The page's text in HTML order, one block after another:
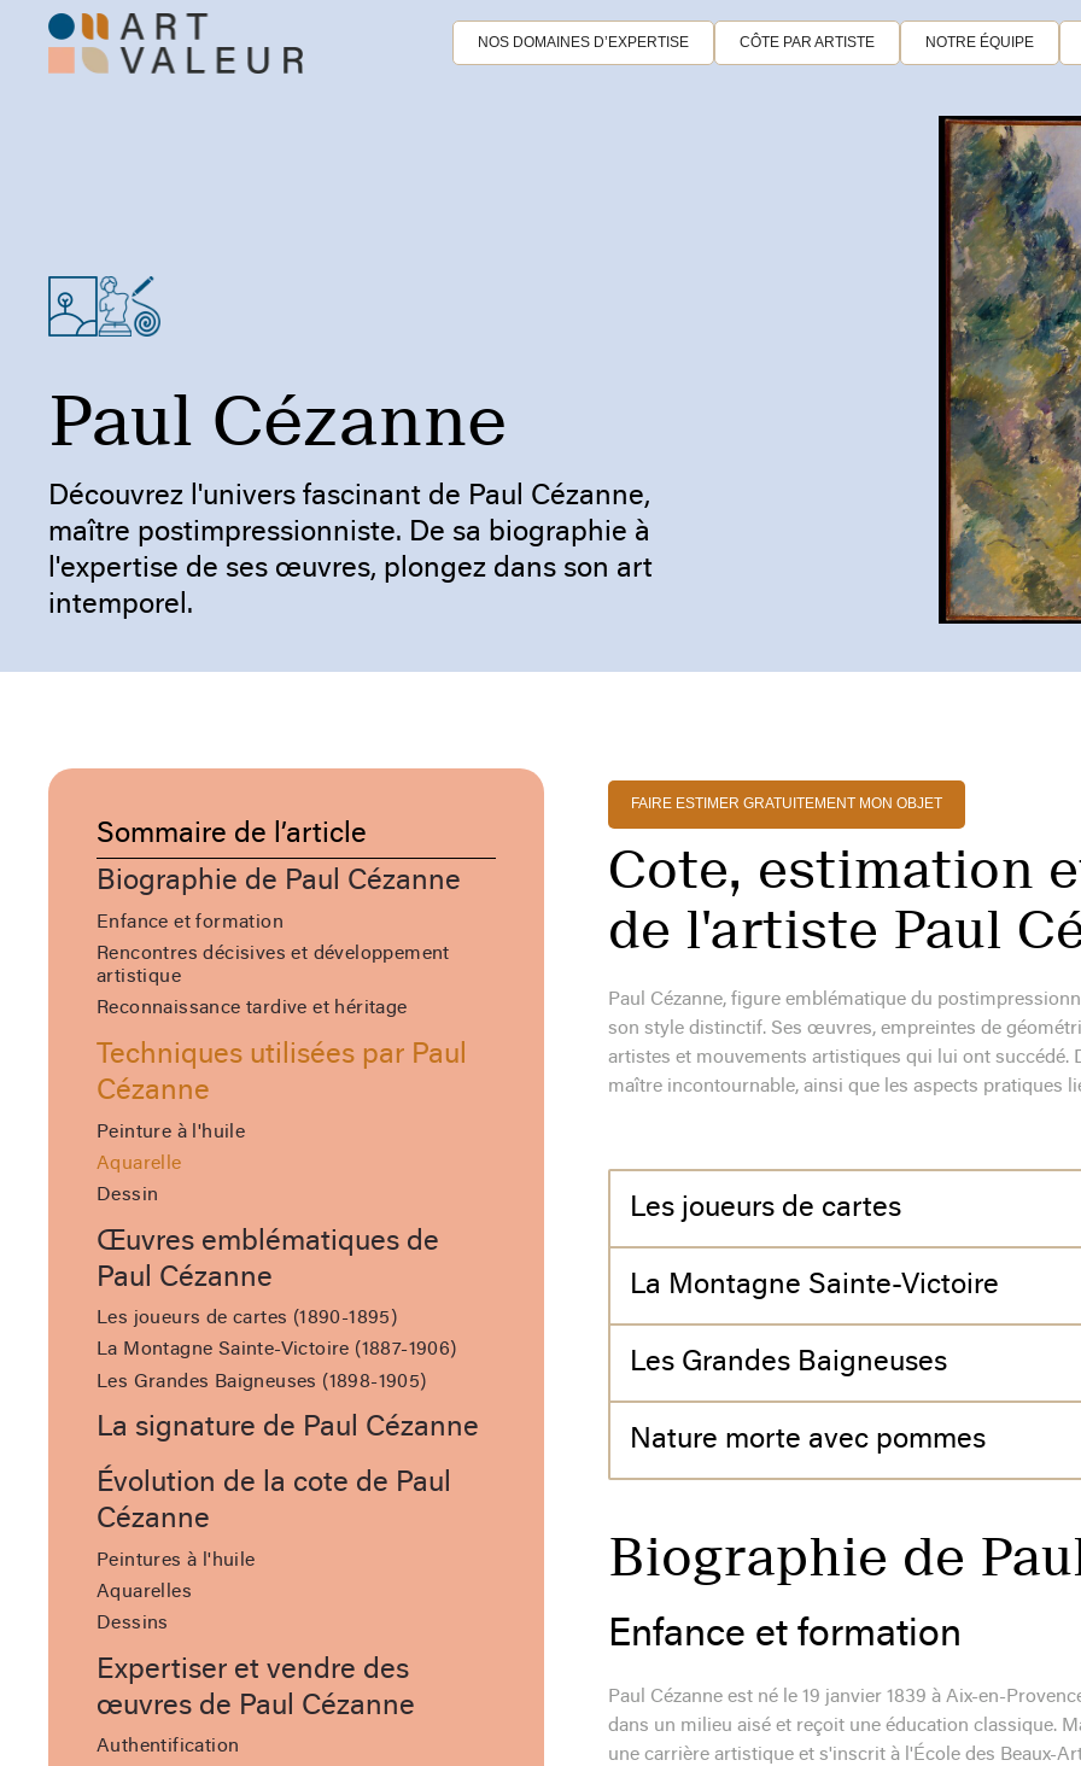
NOS DOMAINES D’EXPERTISE CÔTE PAR ARTISTE NOTRE ÉQUIPE
Paul Cézanne
Découvrez l'univers fascinant de Paul Cézanne,
maître postimpressionniste. De sa biographie à
l'expertise de ses œuvres, plongez dans son art
intemporel.
Sommaire de l’article
Biographie de Paul Cézanne
Enfance et formation
Rencontres décisives et développement
artistique
Reconnaissance tardive et héritage
Techniques utilisées par Paul
Cézanne
Peinture à l'huile
Aquarelle
Dessin
Œuvres emblématiques de
Paul Cézanne
Les joueurs de cartes (1890-1895)
La Montagne Sainte-Victoire (1887-1906)
Les Grandes Baigneuses (1898-1905)
La signature de Paul Cézanne
Évolution de la cote de Paul
Cézanne
Peintures à l'huile
Aquarelles
Dessins
Expertiser et vendre des
œuvres de Paul Cézanne
Authentification
FAIRE ESTIMER GRATUITEMENT MON OBJET
Cote, estimation
de l'artiste Paul
Paul Cézanne, figure emblématique du
son style distinctif. Ses œuvres, empreintes de
artistes et mouvements artistiques qui lui ont
maître incontournable, ainsi que les aspects pratiques
Les joueurs de cartes
La Montagne Sainte-Victoire
Les Grandes Baigneuses
Nature morte avec pommes
Biographie de
Enfance et formation
Paul Cézanne est né le 19 janvier 1839 à Aix-en-
dans un milieu aisé et reçoit une éducation classique.
une carrière artistique et s'inscrit à l'École des Beaux-